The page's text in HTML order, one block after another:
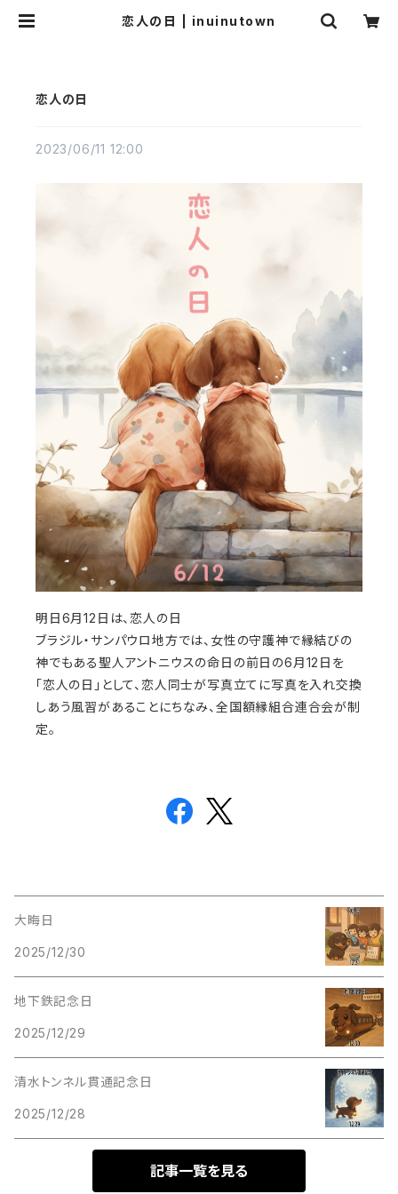
恋人の日 | inuinutown
恋人の日
2023/06/11 12:00
明日6月12日は、恋人の日
ブラジル・サンパウロ地方では、女性の守護神で縁結びの
神でもある聖人アントニウスの命日の前日の6月12日を
「恋人の日」として、恋人同士が写真立てに写真を入れ交換
しあう風習があることにちなみ、全国額縁組合連合会が制
定。
大晦日
2025/12/30
地下鉄記念日
2025/12/29
清水トンネル貫通記念日
2025/12/28
記事一覧を見る